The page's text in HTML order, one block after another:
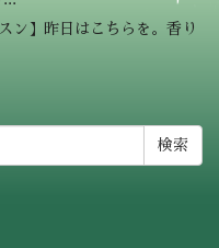
】昨日はこちらを。香り